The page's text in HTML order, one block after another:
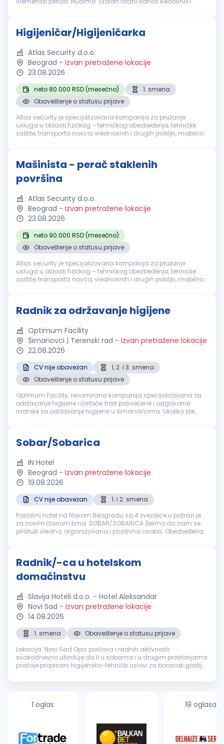
Higijeničar/Higijeničarka
Atlas Security d.o.o.
Beograd - Izvan pretražene lokacije
23.08.2026
neto 80.000 RSD (mesečno)
1. smena
Obaveštenje o statusu prijave
Atlas security je specijalizovana kompanija za pružanje
usluga u oblasti fizičkog – tehničkog obezbeđenja, tehničke
zaštite, transporta novca, vrednosnih i drugih pošiljki, mobilnog
Mašinista - perač staklenih
površina
Atlas Security d.o.o.
Beograd - Izvan pretražene lokacije
23.08.2026
neto 90.000 RSD (mesečno)
Obaveštenje o statusu prijave
Atlas security je specijalizovana kompanija za pružanje
usluga u oblasti fizičkog – tehničkog obezbeđenja, tehničke
zaštite, transporta novca, vrednosnih i drugih pošiljki, mobilnog
Radnik za održavanje higijene
Optimum Facility
Šimanovci | Terenski rad - Izvan pretražene lokacije
22.08.2026
CV nije obavezan
1, 2. i 3. smena
Obaveštenje o statusu prijave
Optimum Facility, renomirana kompanija specijalizovana za
održavanje higijene i čistoće, traži posvećene i odgovorne
radnike za održavanje higijene u šimanovcima. Ukoliko ste
Sobar/Sobarica
IN Hotel
Beograd - Izvan pretražene lokacije
19.08.2026
CV nije obavezan
1. i 2. smena
Poslovni hotel na Novom Beogradu sa 4 zvezdice u potrazi je
za novim članom tima. SOBAR/SOBARICA Želimo da nam se
pridruži vredna, organizovana i pozitivna osoba. Obezbeđena
Radnik/-ca u hotelskom
domaćinstvu
Slavija Hoteli d.o.o. - Hotel Aleksandar
Novi Sad - Izvan pretražene lokacije
14.08.2026
1. smena
Obaveštenje o statusu prijave
Lokacija: Novi Sad Opis poslova i radnih aktivnosti:
svakodnevno utvrđuje da li u sobama i u drugim prostorijama
postoje propisani higijensko-tehnički uslovi za boravak gostiju,
dogov...
1 oglas 18 oglasa